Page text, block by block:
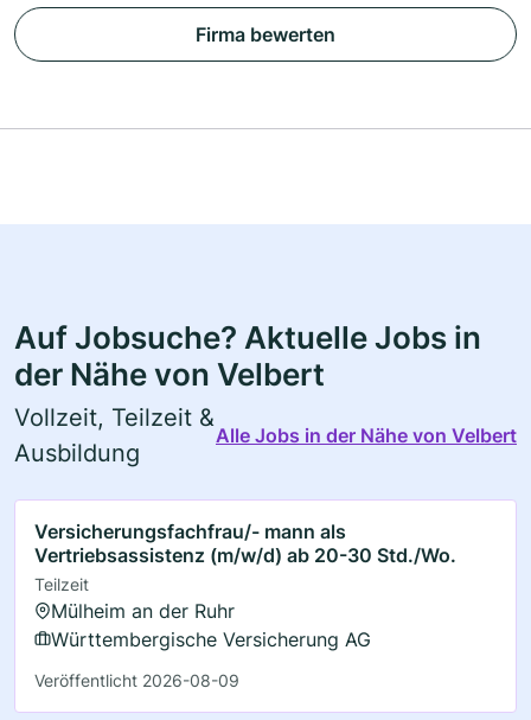
Firma bewerten
Auf Jobsuche? Aktuelle Jobs in
der Nähe von Velbert
Vollzeit, Teilzeit &
Ausbildung
Alle Jobs in der Nähe von Velbert
Versicherungsfachfrau/- mann als
Vertriebsassistenz (m/w/d) ab 20-30 Std./Wo.
Teilzeit
Mülheim an der Ruhr
Württembergische Versicherung AG
Veröffentlicht 2026-08-09